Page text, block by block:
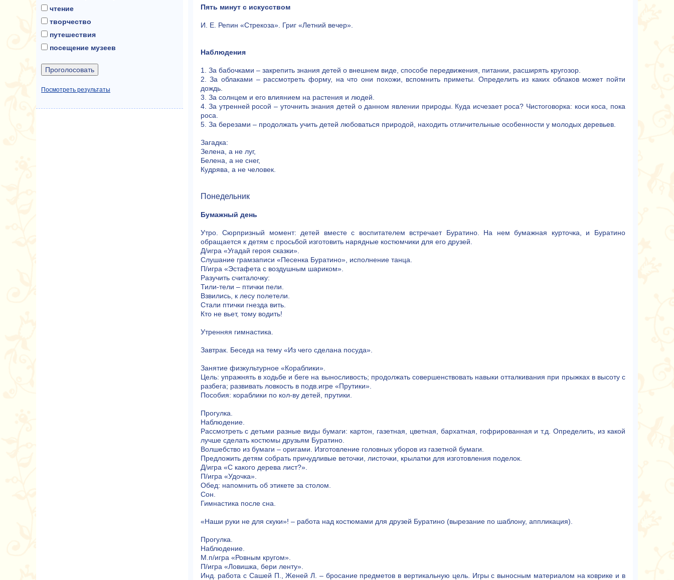
Пять минут с искусством
И. Е. Репин «Стрекоза». Григ «Летний вечер».
Наблюдения
1. За бабочками – закрепить знания детей о внешнем виде, способе передвижения, питании, расширять кругозор.
2. За облаками – рассмотреть форму, на что они похожи, вспомнить приметы. Определить из каких облаков может пойти
дождь.
3. За солнцем и его влиянием на растения и людей.
4. За утренней росой – уточнить знания детей о данном явлении природы. Куда исчезает роса? Чистоговорка: коси коса, пока
роса.
5. За березами – продолжать учить детей любоваться природой, находить отличительные особенности у молодых деревьев.
Загадка:
Зелена, а не луг,
Белена, а не снег,
Кудрява, а не человек.
Понедельник
Бумажный день
Утро. Сюрпризный момент: детей вместе с воспитателем встречает Буратино. На нем бумажная курточка, и Буратино
обращается к детям с просьбой изготовить нарядные костюмчики для его друзей.
Д/игра «Угадай героя сказки».
Слушание грамзаписи «Песенка Буратино», исполнение танца.
П/игра «Эстафета с воздушным шариком».
Разучить считалочку:
Тили-тели – птички пели.
Взвились, к лесу полетели.
Стали птички гнезда вить.
Кто не вьет, тому водить!
Утренняя гимнастика.
Завтрак. Беседа на тему «Из чего сделана посуда».
Занятие физкультурное «Кораблики».
Цель: упражнять в ходьбе и беге на выносливость; продолжать совершенствовать навыки отталкивания при прыжках в высоту с
разбега; развивать ловкость в подв.игре «Прутики».
Пособия: кораблики по кол-ву детей, прутики.
Прогулка.
Наблюдение.
Рассмотреть с детьми разные виды бумаги: картон, газетная, цветная, бархатная, гофрированная и т.д. Определить, из какой
лучше сделать костюмы друзьям Буратино.
Волшебство из бумаги – оригами. Изготовление головных уборов из газетной бумаги.
Предложить детям собрать причудливые веточки, листочки, крылатки для изготовления поделок.
Д/игра «С какого дерева лист?».
П/игра «Удочка».
Обед: напомнить об этикете за столом.
Сон.
Гимнастика после сна.
«Наши руки не для скуки»! – работа над костюмами для друзей Буратино (вырезание по шаблону, аппликация).
Прогулка.
Наблюдение.
М.п/игра «Ровным кругом».
П/игра «Ловишка, бери ленту».
Инд. работа с Сашей П., Женей Л. – бросание предметов в вертикальную цель. Игры с выносным материалом на коврике и в
чтение
творчество
путешествия
посещение музеев
Посмотреть результаты